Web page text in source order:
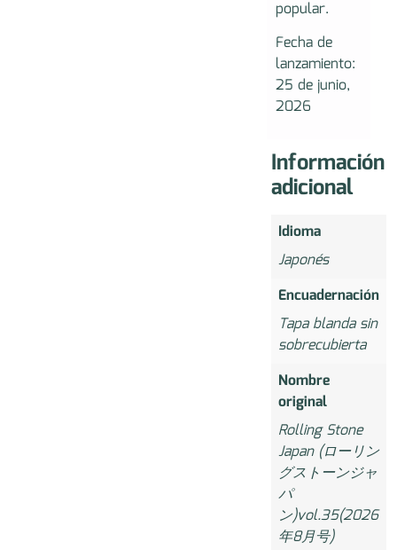
popular.
Fecha de
lanzamiento:
25 de junio,
2026
Información
adicional
Idioma
Japonés
Encuadernación
Tapa blanda sin
sobrecubierta
Nombre
original
Rolling Stone
Japan (ローリン
グストーンジャ
パ
ン)vol.35(2026
年8月号)